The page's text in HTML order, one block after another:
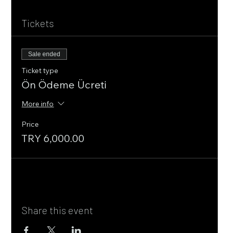
Tickets
Sale ended
Ticket type
Ön Ödeme Ücreti
More info
Price
TRY 6,000.00
Share this event